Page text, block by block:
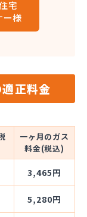
宅
ー様
正料金
一ヶ月のガス
料金(税込)
3,465円
5,280円